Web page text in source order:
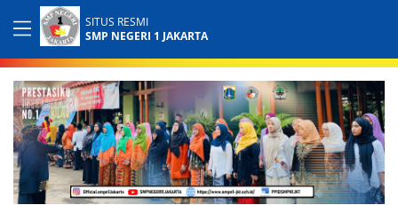
SITUS RESMI
SMP NEGERI 1 JAKARTA